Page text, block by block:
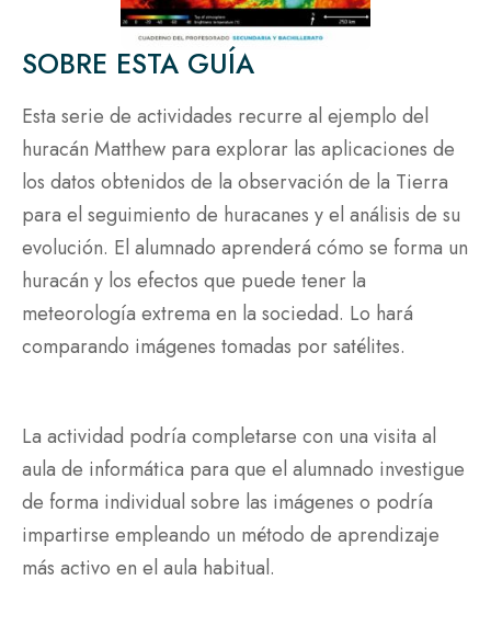
SOBRE ESTA GUÍA
Esta serie de actividades recurre al ejemplo del
huracán Matthew para explorar las aplicaciones de
los datos obtenidos de la observación de la Tierra
para el seguimiento de huracanes y el análisis de su
evolución. El alumnado aprenderá cómo se forma un
huracán y los efectos que puede tener la
meteorología extrema en la sociedad. Lo hará
comparando imágenes tomadas por satélites.
La actividad podría completarse con una visita al
aula de informática para que el alumnado investigue
de forma individual sobre las imágenes o podría
impartirse empleando un método de aprendizaje
más activo en el aula habitual.